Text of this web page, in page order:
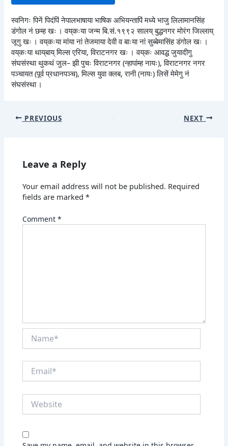
स्वनिगः पिनें पिदंपिं नेपालभाषाया भाषिक अभियन्तापिं मध्ये भाजु लिलामानसिंह
डंगोल नं छम्ह खः । वय्‌कःया जन्म बि.सं.१९९२ सालय् बुद्धनगर मोरंग जिल्लाय्
जूगु खः । वय्‌कःया मांया नां तेजमाया देवी व बाःया नां सुब्बेमासिंह डंगोल खः ।
वय्‌कःया थाय्‌बाय् मिल्स एरिया, विराटनगर खः । वय्‌कः आवद्ध जुयादीगु
संघसंस्था थुकथं जुल– झी पुचः विराटनगर (न्हापांम्ह नायः), विराटनगर नगर
पञ्चायत (पूर्व प्रधानपञ्च), मिल्स युवा क्लब, रानी (नायः) लिसें मेमेगु नं
संघसंस्था ।
PREVIOUS NEXT
Leave a Reply
Your email address will not be published. Required
fields are marked*
Comment*